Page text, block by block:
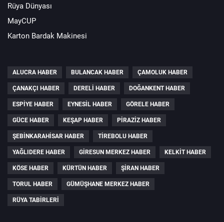
Rüya Dünyası
MayCUP
Karton Bardak Makinesi
ALUCRA HABER BULANCAK HABER ÇAMOLUK HABER
ÇANAKÇI HABER DERELI HABER DOĞANKENT HABER
ESPIYE HABER EYNESIL HABER GÖRELE HABER
GÜCE HABER KEŞAP HABER PIRAZIZ HABER
ŞEBINKARAHISAR HABER TIREBOLU HABER
YAĞLIDERE HABER GIRESUN MERKEZ HABER KELKIT HABER
KÖSE HABER KÜRTÜN HABER ŞIRAN HABER
TORUL HABER GÜMÜŞHANE MERKEZ HABER
RÜYA TABIRLERI